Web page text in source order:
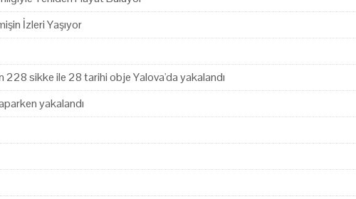
İzleri Yaşıyor
228 sikke ile 28 tarihi obje Yalova'da yakalandı
yakalandı